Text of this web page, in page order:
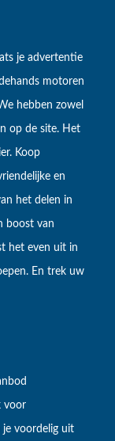
je advertentie
motoren
hebben zowel
op de site. Het
Koop
en
het delen in
boost van
het even uit in
En trek uw
voor
je voordelig uit